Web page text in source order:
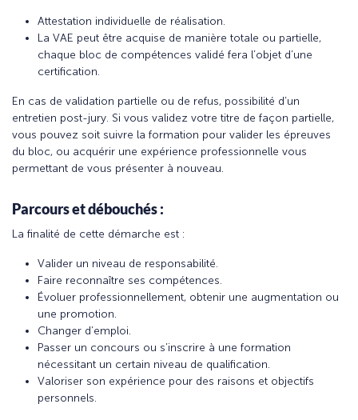
Attestation individuelle de réalisation.
La VAE peut être acquise de manière totale ou partielle,
chaque bloc de compétences validé fera l’objet d’une
certification.
En cas de validation partielle ou de refus, possibilité d’un
entretien post-jury. Si vous validez votre titre de façon partielle,
vous pouvez soit suivre la formation pour valider les épreuves
du bloc, ou acquérir une expérience professionnelle vous
permettant de vous présenter à nouveau.
Parcours et débouchés :
La finalité de cette démarche est :
Valider un niveau de responsabilité.
Faire reconnaître ses compétences.
Évoluer professionnellement, obtenir une augmentation ou
une promotion.
Changer d’emploi.
Passer un concours ou s’inscrire à une formation
nécessitant un certain niveau de qualification.
Valoriser son expérience pour des raisons et objectifs
personnels.